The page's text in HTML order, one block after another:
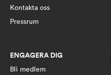
Kontakta oss
Pressrum
ENGAGERA DIG
Bli medlem